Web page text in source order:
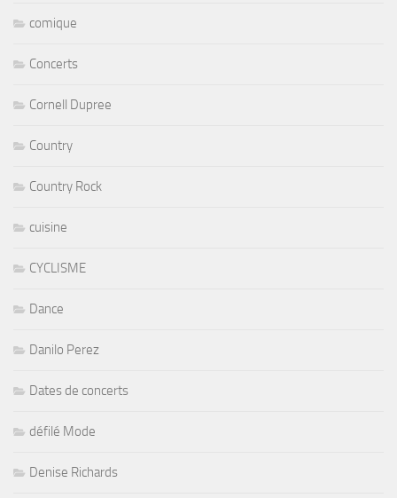
comique
Concerts
Cornell Dupree
Country
Country Rock
cuisine
CYCLISME
Dance
Danilo Perez
Dates de concerts
défilé Mode
Denise Richards